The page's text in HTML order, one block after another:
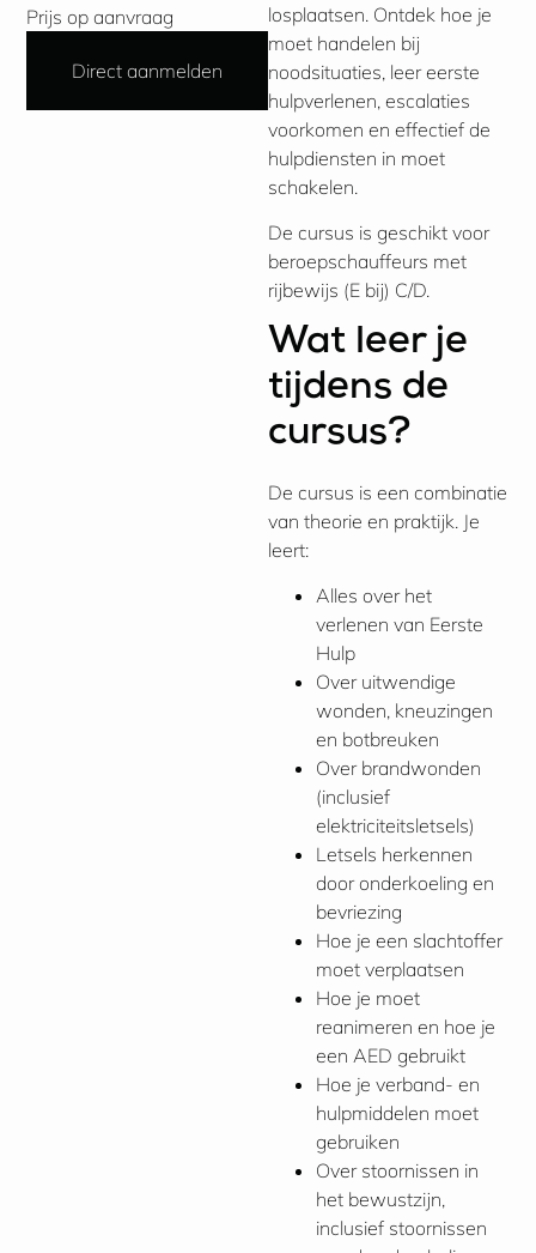
Prijs op aanvraag
Direct aanmelden
losplaatsen. Ontdek hoe je
moet handelen bij
noodsituaties, leer eerste
hulpverlenen, escalaties
voorkomen en effectief de
hulpdiensten in moet
schakelen.
De cursus is geschikt voor
beroepschauffeurs met
rijbewijs (E bij) C/D.
Wat leer je
tijdens de
cursus?
De cursus is een combinatie
van theorie en praktijk. Je
leert:
Alles over het
verlenen van Eerste
Hulp
Over uitwendige
wonden, kneuzingen
en botbreuken
Over brandwonden
(inclusief
elektriciteitsletsels)
Letsels herkennen
door onderkoeling en
bevriezing
Hoe je een slachtoffer
moet verplaatsen
Hoe je moet
reanimeren en hoe je
een AED gebruikt
Hoe je verband- en
hulpmiddelen moet
gebruiken
Over stoornissen in
het bewustzijn,
inclusief stoornissen